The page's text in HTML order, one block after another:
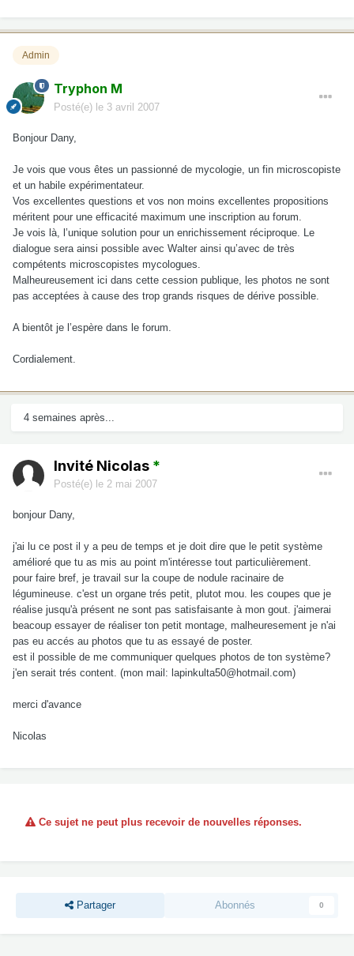
Admin
Tryphon M
Posté(e) le 3 avril 2007
Bonjour Dany,
Je vois que vous êtes un passionné de mycologie, un fin microscopiste
et un habile expérimentateur.
Vos excellentes questions et vos non moins excellentes propositions
méritent pour une efficacité maximum une inscription au forum.
Je vois là, l’unique solution pour un enrichissement réciproque. Le
dialogue sera ainsi possible avec Walter ainsi qu’avec de très
compétents microscopistes mycologues.
Malheureusement ici dans cette cession publique, les photos ne sont
pas acceptées à cause des trop grands risques de dérive possible.
A bientôt je l’espère dans le forum.
Cordialement.
4 semaines après...
Invité Nicolas *
Posté(e) le 2 mai 2007
bonjour Dany,
j'ai lu ce post il y a peu de temps et je doit dire que le petit système
amélioré que tu as mis au point m'intéresse tout particulièrement.
pour faire bref, je travail sur la coupe de nodule racinaire de
légumineuse. c'est un organe trés petit, plutot mou. les coupes que je
réalise jusqu'à présent ne sont pas satisfaisante à mon gout. j'aimerai
beacoup essayer de réaliser ton petit montage, malheuresement je n'ai
pas eu accés au photos que tu as essayé de poster.
est il possible de me communiquer quelques photos de ton système?
j'en serait trés content. (mon mail: lapinkulta50@hotmail.com)
merci d'avance
Nicolas
Ce sujet ne peut plus recevoir de nouvelles réponses.
Partager Abonnés 0